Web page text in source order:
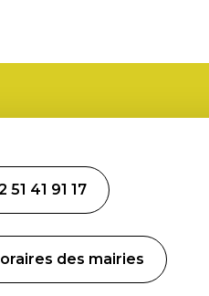
51 41 91 17
des mairies